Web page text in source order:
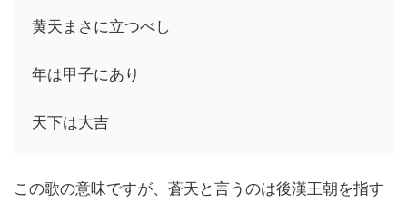
黄天まさに立つべし
年は甲子にあり
天下は大吉
この歌の意味ですが、蒼天と言うのは後漢王朝を指す